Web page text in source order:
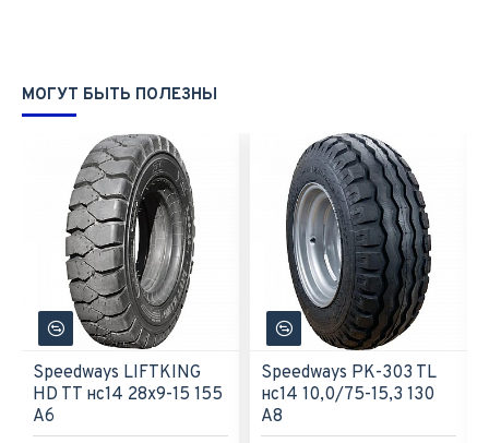
МОГУТ БЫТЬ ПОЛЕЗНЫ
Speedways LIFTKING
HD TT нс14 28x9-15 155
A6
Speedways PK-303 TL
нс14 10,0/75-15,3 130
A8